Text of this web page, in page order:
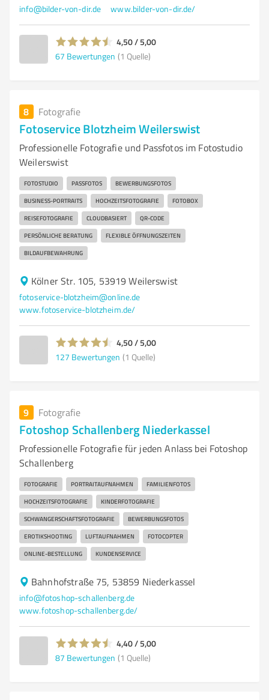
info@bilder-von-dir.de www.bilder-von-dir.de/
4,50 / 5,00
67 Bewertungen (1 Quelle)
8 Fotografie
Fotoservice Blotzheim Weilerswist
Professionelle Fotografie und Passfotos im Fotostudio
Weilerswist
FOTOSTUDIO PASSFOTOS BEWERBUNGSFOTOS
BUSINESS-PORTRAITS HOCHZEITSFOTOGRAFIE FOTOBOX
REISEFOTOGRAFIE CLOUDBASIERT QR-CODE
PERSÖNLICHE BERATUNG FLEXIBLE ÖFFNUNGSZEITEN
BILDAUFBEWAHRUNG
Kölner Str. 105, 53919 Weilerswist
fotoservice-blotzheim@online.de
www.fotoservice-blotzheim.de/
4,50 / 5,00
127 Bewertungen (1 Quelle)
9 Fotografie
Fotoshop Schallenberg Niederkassel
Professionelle Fotografie für jeden Anlass bei Fotoshop
Schallenberg
FOTOGRAFIE PORTRAITAUFNAHMEN FAMILIENFOTOS
HOCHZEITSFOTOGRAFIE KINDERFOTOGRAFIE
SCHWANGERSCHAFTSFOTOGRAFIE BEWERBUNGSFOTOS
EROTIKSHOOTING LUFTAUFNAHMEN FOTOCOPTER
ONLINE-BESTELLUNG KUNDENSERVICE
Bahnhofstraße 75, 53859 Niederkassel
info@fotoshop-schallenberg.de
www.fotoshop-schallenberg.de/
4,40 / 5,00
87 Bewertungen (1 Quelle)